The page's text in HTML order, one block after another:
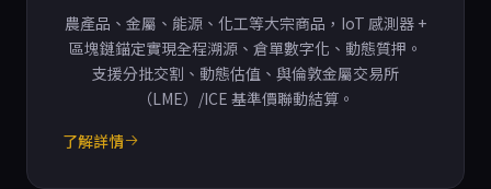
農產品、金屬、能源、化工等大宗商品，IoT 感測器 +
區塊鏈錨定實現全程溯源、倉單數字化、動態質押。
支援分批交割、動態估值、與倫敦金屬交易所
（LME）/ICE 基準價聯動結算。
了解詳情